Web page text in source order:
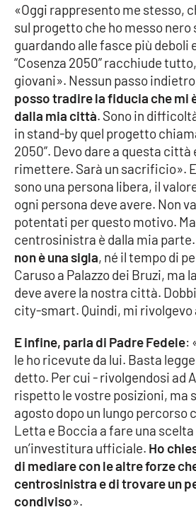
«Oggi rappresento me stesso,
sul progetto che ho messo nero
guardando alle fasce più deboli
“Cosenza 2050” racchiude
giovani». Nessun passo
posso tradire la fiducia che mi
dalla mia città. Sono in
in stand-by quel progetto
2050”. Devo dare a questa città
rimettere. Sarà un sacrificio».
sono una persona libera, il
ogni persona deve avere. Non
potentati per questo motivo.
centrosinistra è dalla mia parte.
non è una sigla, né il tempo di
Caruso a Palazzo dei Bruzi, ma
deve avere la nostra città.
city-smart. Quindi, mi rivolgevo
E infine, parla di Padre Fedele:
le ho ricevute da lui. Basta
detto. Per cui - rivolgendosi ad
rispetto le vostre posizioni, ma
agosto dopo un lungo percorso
Letta e Boccia a fare una
un’investitura ufficiale. Ho
di mediare con le altre forze
centrosinistra e di trovare un
condiviso».